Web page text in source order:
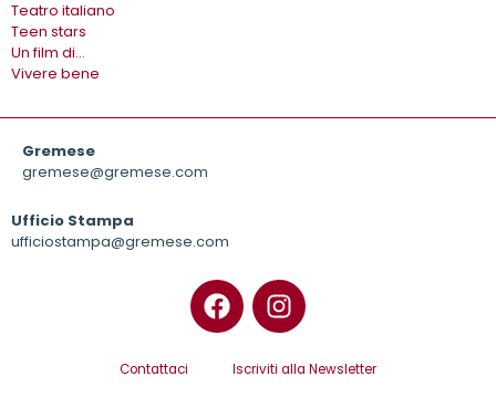
Teatro italiano
Teen stars
Un film di…
Vivere bene
Gremese
gremese@gremese.com
Ufficio Stampa
ufficiostampa@gremese.com
Contattaci Iscriviti alla Newsletter